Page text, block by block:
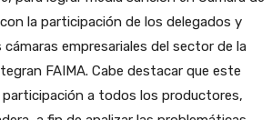
la participación de los delegados y
empresariales del sector de la
FAIMA. Cabe destacar que este
a todos los productores,